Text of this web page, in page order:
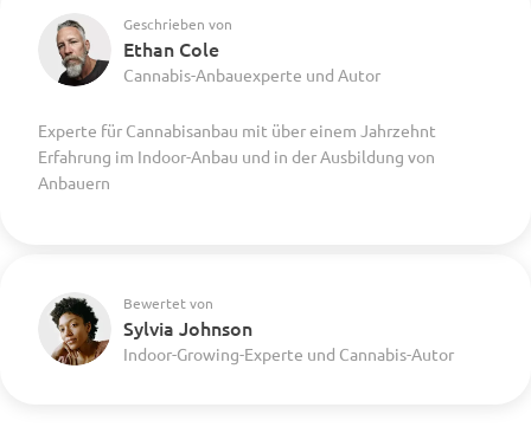
Geschrieben von
Ethan Cole
Cannabis-Anbauexperte und Autor
Experte für Cannabisanbau mit über einem Jahrzehnt
Erfahrung im Indoor-Anbau und in der Ausbildung von
Anbauern
Bewertet von
Sylvia Johnson
Indoor-Growing-Experte und Cannabis-Autor